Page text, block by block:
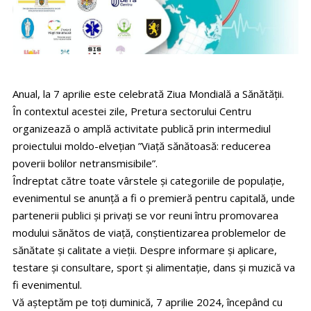
Anual, la 7 aprilie este celebrată Ziua Mondială a Sănătății.
În contextul acestei zile, Pretura sectorului Centru
organizează o amplă activitate publică prin intermediul
proiectului moldo-elvețian ”Viață sănătoasă: reducerea
poverii bolilor netransmisibile”.
Îndreptat către toate vârstele și categoriile de populație,
evenimentul se anunță a fi o premieră pentru capitală, unde
partenerii publici și privați se vor reuni întru promovarea
modului sănătos de viață, conștientizarea problemelor de
sănătate și calitate a vieții. Despre informare și aplicare,
testare și consultare, sport și alimentație, dans și muzică va
fi evenimentul.
Vă așteptăm pe toți duminică, 7 aprilie 2024, începând cu